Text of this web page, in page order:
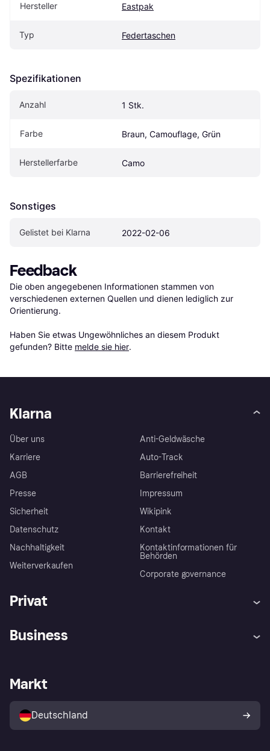
Hersteller Eastpak
Typ Federtaschen
Spezifikationen
Anzahl 1 Stk.
Farbe Braun, Camouflage, Grün
Herstellerfarbe Camo
Sonstiges
Gelistet bei Klarna 2022-02-06
Feedback
Die oben angegebenen Informationen stammen von
verschiedenen externen Quellen und dienen lediglich zur
Orientierung.
Haben Sie etwas Ungewöhnliches an diesem Produkt
gefunden? Bitte melde sie hier.
Klarna
Über uns
Karriere
AGB
Presse
Sicherheit
Datenschutz
Nachhaltigkeit
Weiterverkaufen
Anti-Geldwäsche
Auto-Track
Barrierefreiheit
Impressum
Wikipink
Kontakt
Kontaktinformationen für
Behörden
Corporate governance
Privat
Klarna App
Shops entdecken
Käuferschutzrichtlinie
Dein Widerrufsrecht
Business
Händlerportal
Markt
Deutschland